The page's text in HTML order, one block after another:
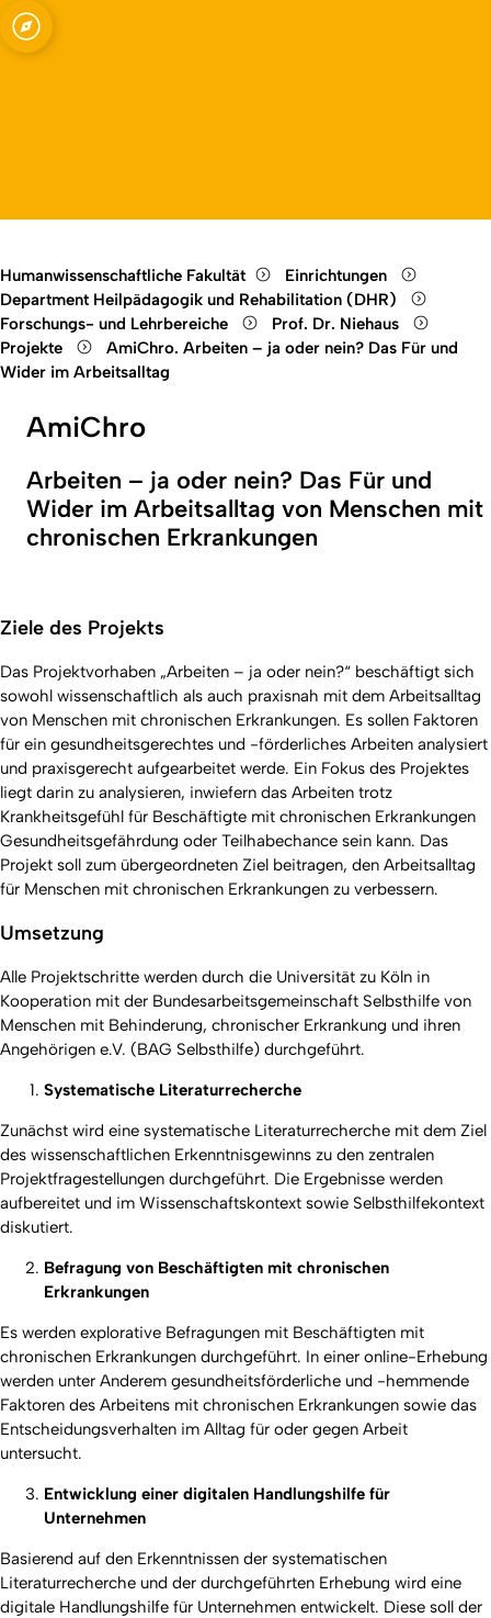
Open quicklink menu
Humanwissenschaftliche Fakultät
Einrichtungen
Department Heilpädagogik und Rehabilitation (DHR)
Forschungs- und Lehrbereiche
Prof. Dr. Niehaus
Projekte
AmiChro. Arbeiten – ja oder nein? Das Für und
Wider im Arbeitsalltag
AmiChro
Arbeiten – ja oder nein? Das Für und
Wider im Arbeitsalltag von Menschen mit
chronischen Erkrankungen
Ziele des Projekts
Das Projektvorhaben „Arbeiten – ja oder nein?“ beschäftigt sich
sowohl wissenschaftlich als auch praxisnah mit dem Arbeitsalltag
von Menschen mit chronischen Erkrankungen. Es sollen Faktoren
für ein gesundheitsgerechtes und -förderliches Arbeiten analysiert
und praxisgerecht aufgearbeitet werde. Ein Fokus des Projektes
liegt darin zu analysieren, inwiefern das Arbeiten trotz
Krankheitsgefühl für Beschäftigte mit chronischen Erkrankungen
Gesundheitsgefährdung oder Teilhabechance sein kann. Das
Projekt soll zum übergeordneten Ziel beitragen, den Arbeitsalltag
für Menschen mit chronischen Erkrankungen zu verbessern.
Umsetzung
Alle Projektschritte werden durch die Universität zu Köln in
Kooperation mit der Bundesarbeitsgemeinschaft Selbsthilfe von
Menschen mit Behinderung, chronischer Erkrankung und ihren
Angehörigen e.V. (BAG Selbsthilfe) durchgeführt.
Systematische Literaturrecherche
Zunächst wird eine systematische Literaturrecherche mit dem Ziel
des wissenschaftlichen Erkenntnisgewinns zu den zentralen
Projektfragestellungen durchgeführt. Die Ergebnisse werden
aufbereitet und im Wissenschaftskontext sowie Selbsthilfekontext
diskutiert.
Befragung von Beschäftigten mit chronischen
Erkrankungen
Es werden explorative Befragungen mit Beschäftigten mit
chronischen Erkrankungen durchgeführt. In einer online-Erhebung
werden unter Anderem gesundheitsförderliche und -hemmende
Faktoren des Arbeitens mit chronischen Erkrankungen sowie das
Entscheidungsverhalten im Alltag für oder gegen Arbeit
untersucht.
Entwicklung einer digitalen Handlungshilfe für
Unternehmen
Basierend auf den Erkenntnissen der systematischen
Literaturrecherche und der durchgeführten Erhebung wird eine
digitale Handlungshilfe für Unternehmen entwickelt. Diese soll der